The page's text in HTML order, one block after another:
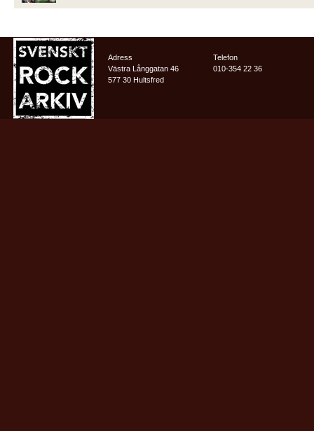
Adress
Västra Långgatan 46
577 30 Hultsfred
Telefon
010-354 22 36